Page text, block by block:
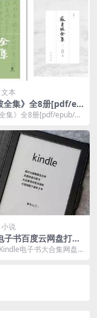
文本
全集》全8册[pdf/ep
azw3/35MB] 电子
全集》全8册[pdf/epub/m
小说
书百度云网盘打包
合集 [MOBI/EPUB/
电子书大合集网盘